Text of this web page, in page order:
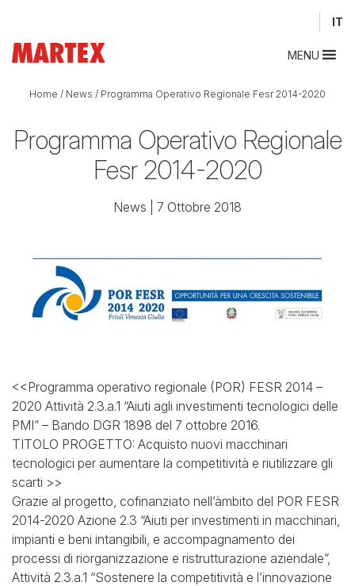
IT
MENU
Home / News / Programma Operativo Regionale Fesr 2014-2020
Programma Operativo Regionale
Fesr 2014-2020
News | 7 Ottobre 2018
<<Programma operativo regionale (POR) FESR 2014 –
2020 Attività 2.3.a.1 “Aiuti agli investimenti tecnologici delle
PMI” – Bando DGR 1898 del 7 ottobre 2016.
TITOLO PROGETTO: Acquisto nuovi macchinari
tecnologici per aumentare la competitività e riutilizzare gli
scarti >>
Grazie al progetto, cofinanziato nell’àmbito del POR FESR
2014-2020 Azione 2.3 “Aiuti per investimenti in macchinari,
impianti e beni intangibili, e accompagnamento dei
processi di riorganizzazione e ristrutturazione aziendale”,
Attività 2.3.a.1 “Sostenere la competitività e l’innovazione